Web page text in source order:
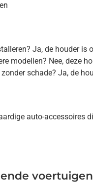
Ja, de houder
modellen? Nee, deze
schade? Ja, de
auto-accessoires
voertuigen